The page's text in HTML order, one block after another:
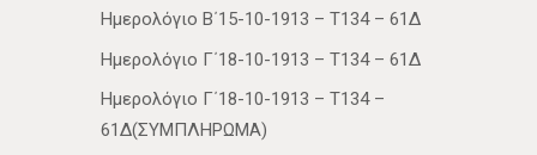
Ημερολόγιο Β΄15-10-1913 – Τ134 – 61Δ
Ημερολόγιο Γ΄18-10-1913 – Τ134 – 61Δ
Ημερολόγιο Γ΄18-10-1913 – Τ134 –
61Δ(ΣΥΜΠΛΗΡΩΜΑ)